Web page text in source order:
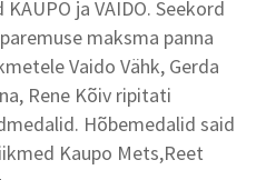
ja VAIDO. Seekord
maksma panna
Vaido Vähk, Gerda
Rene Kõiv ripitati
Hõbemedalid said
Kaupo Mets,Reet